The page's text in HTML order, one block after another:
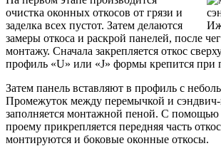
очистка оконных откосов от грязи и
заделка всех пустот. Затем делаются
замеры откоса и раскрой панелей, после
монтажу. Сначала закрепляется откос
профиль «U» или «J» формы крепится при
Затем панель вставляют в профиль с
Промежуток между перемычкой и
заполняется монтажной пеной. С помощью
проему прикрепляется передняя часть
монтируются и боковые оконные откосы.